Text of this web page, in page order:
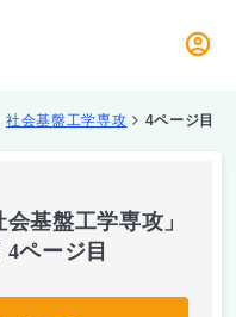
社会基盤工学専攻 4ページ目
会基盤工学専攻」
ページ目